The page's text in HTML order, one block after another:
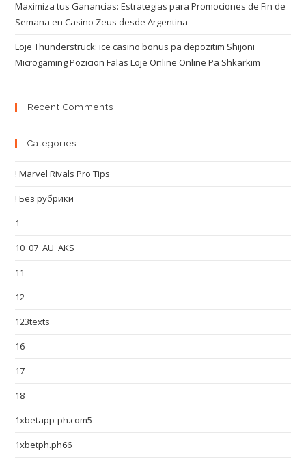
Maximiza tus Ganancias: Estrategias para Promociones de Fin de
Semana en Casino Zeus desde Argentina
Lojë Thunderstruck: ice casino bonus pa depozitim Shijoni
Microgaming Pozicion Falas Lojë Online Online Pa Shkarkim
Recent Comments
Categories
! Marvel Rivals Pro Tips
! Без рубрики
1
10_07_AU_AKS
11
12
123texts
16
17
18
1xbetapp-ph.com5
1xbetph.ph66